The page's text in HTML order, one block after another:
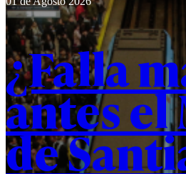
objetivo de
fortalecer la
formación
de
y dar
respuesta a
los
del
de salud.
¿Falla
antes
de